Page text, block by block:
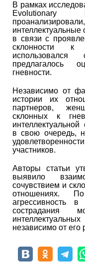
В рамках
Evolutionary
в связи с
склонности к
предлагалось
гневности.
Независимо от
истории их
партнеров,
склонных к
в свою очередь,
участников.
Авторы статьи
выявило
сочувствием и
отношениях.
агрессивность
сострадания
независимо от